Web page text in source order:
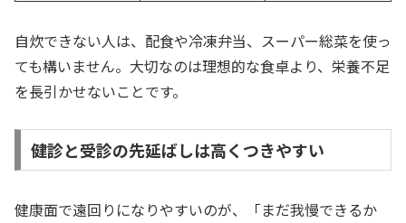
自炊できない人は、配食や冷凍弁当、スーパー総菜を使っ
ても構いません。大切なのは理想的な食卓より、栄養不足
を長引かせないことです。
健診と受診の先延ばしは高くつきやすい
健康面で遠回りになりやすいのが、「まだ我慢できるか